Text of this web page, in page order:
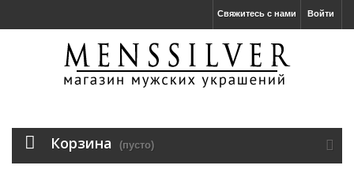
Войти
Свяжитесь с нами
Корзина (пусто)